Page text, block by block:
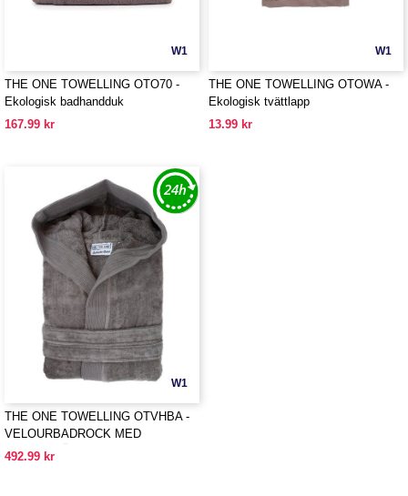
W1
THE ONE TOWELLING OTO70 -
Ekologisk badhandduk
167.99 kr
W1
THE ONE TOWELLING OTOWA -
Ekologisk tvättlapp
13.99 kr
W1
THE ONE TOWELLING OTVHBA -
VELOURBADROCK MED
HUVUDTRÖJA
492.99 kr